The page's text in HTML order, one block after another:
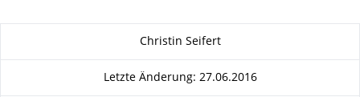
Christin Seifert
Letzte Änderung: 27.06.2016